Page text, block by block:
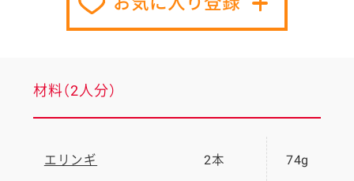
材料（2人分）
エリンギ 2本 74g